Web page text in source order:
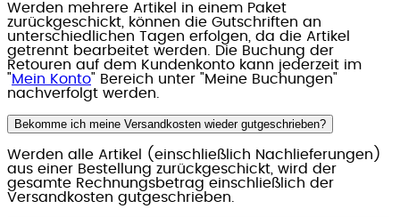
Werden mehrere Artikel in einem Paket
zurückgeschickt, können die Gutschriften an
unterschiedlichen Tagen erfolgen, da die Artikel
getrennt bearbeitet werden. Die Buchung der
Retouren auf dem Kundenkonto kann jederzeit im
"Mein Konto" Bereich unter "Meine Buchungen"
nachverfolgt werden.
Bekomme ich meine Versandkosten wieder gutgeschrieben?
Werden alle Artikel (einschließlich Nachlieferungen)
aus einer Bestellung zurückgeschickt, wird der
gesamte Rechnungsbetrag einschließlich der
Versandkosten gutgeschrieben.